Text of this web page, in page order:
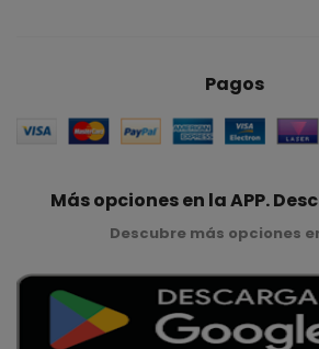
Pagos
Más opciones en la APP.
Descubre más opciones